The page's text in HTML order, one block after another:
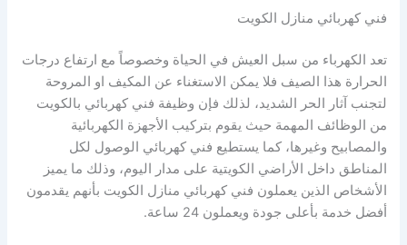
فني كهربائي منازل الكويت
تعد الكهرباء من سبل العيش في الحياة وخصوصاً مع ارتفاع درجات
الحرارة هذا الصيف فلا يمكن الاستغناء عن المكيف او المروحة
لتجنب آثار الحر الشديد، لذلك فإن وظيفة فني كهربائي بالكويت
من الوظائف المهمة حيث يقوم بتركيب الأجهزة الكهربائية
والمصابيح وغيرها، كما يستطيع فني كهربائي الوصول لكل
المناطق داخل الأراضي الكويتية على مدار اليوم، وذلك ما يميز
الأشخاص الذين يعملون فني كهربائي منازل الكويت بأنهم يقدمون
أفضل خدمة بأعلى جودة ويعملون 24 ساعة.